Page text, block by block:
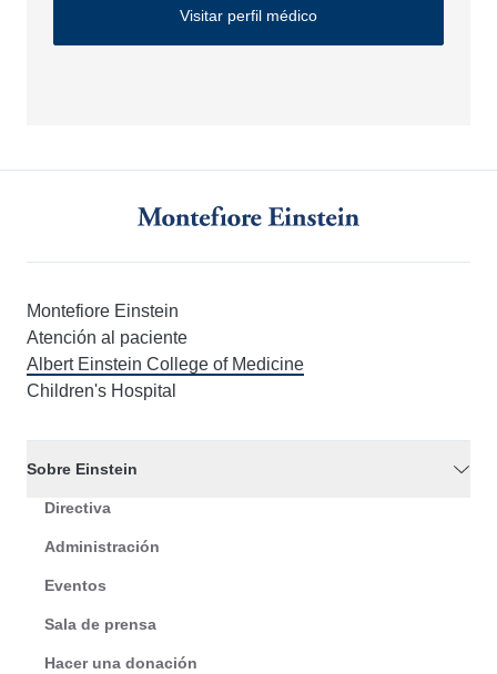
Visitar perfil médico
Montefiore Einstein
Atención al paciente
Albert Einstein College of Medicine
Children's Hospital
Sobre Einstein
Directiva
Administración
Eventos
Sala de prensa
Hacer una donación